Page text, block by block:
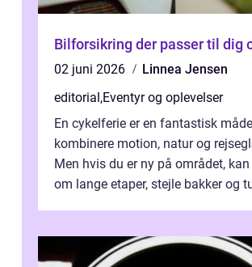
Bilforsikring der passer til dig
02 juni 2026
Linnea Jensen
editorial,Eventyr og oplevelser
En cykelferie er en fantastisk
kombinere motion, natur og
Men hvis du er ny på området,
om lange etaper, stejle bakker og